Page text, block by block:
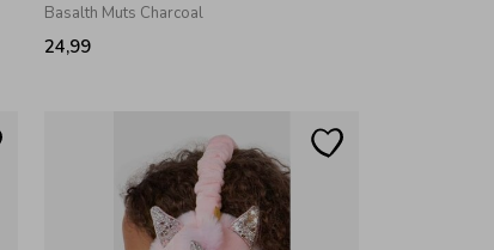
Basalth Muts Charcoal
24,99